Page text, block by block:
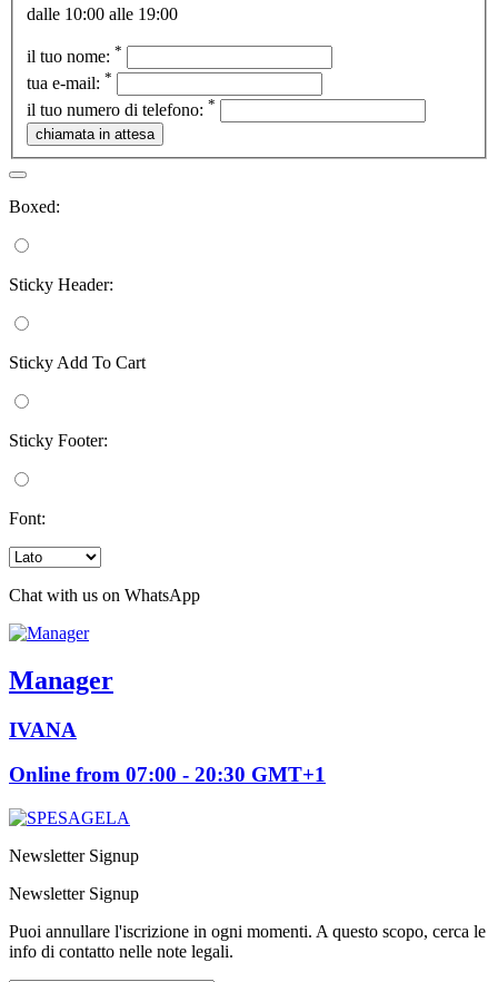
dalle 10:00 alle 19:00
il tuo nome: *
tua e-mail: *
il tuo numero di telefono: *
Boxed:
Sticky Header:
Sticky Add To Cart
Sticky Footer:
Font:
Chat with us on WhatsApp
Manager
IVANA
Online from 07:00 - 20:30 GMT+1
Newsletter Signup
Newsletter Signup
Puoi annullare l'iscrizione in ogni momenti. A questo scopo, cerca le
info di contatto nelle note legali.